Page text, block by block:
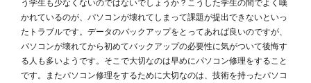
う学生も少なくないのではないでしょうか？こうした学生の間でよく嘆
かれているのが、パソコンが壊れてしまって課題が提出できないといっ
たトラブルです。データのバックアップをとってあれば良いのですが、
パソコンが壊れてから初めてバックアップの必要性に気がついて後悔す
る人も多いようです。そこで大切なのは早めにパソコン修理をすること
です。またパソコン修理をするために大切なのは、技術を持ったパソコ